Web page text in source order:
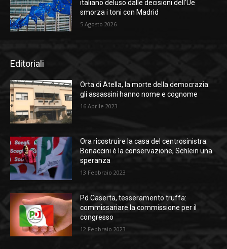
italiano deluso dalle decisioni dell’Ue
smorza i toni con Madrid
5 Agosto 2026
Editoriali
Orta di Atella, la morte della democrazia:
gli assassini hanno nome e cognome
16 Aprile 2023
Ora ricostruire la casa del centrosinistra:
Bonaccini è la conservazione, Schlein una
speranza
13 Febbraio 2023
Pd Caserta, tesseramento truffa:
commissariare la commissione per il
congresso
12 Febbraio 2023